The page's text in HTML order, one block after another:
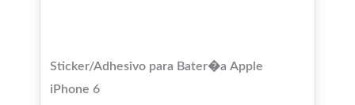
Sticker/Adhesivo para Bater�a Apple
iPhone 6